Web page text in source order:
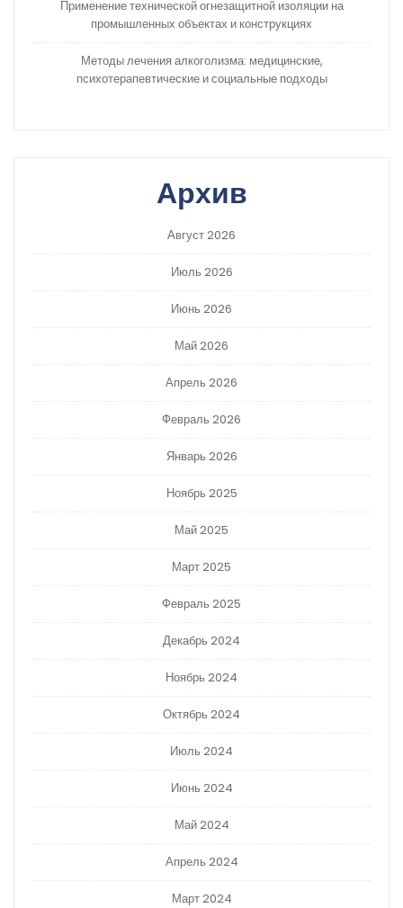
Применение технической огнезащитной изоляции на
промышленных объектах и конструкциях
Методы лечения алкоголизма: медицинские,
психотерапевтические и социальные подходы
Архив
Август 2026
Июль 2026
Июнь 2026
Май 2026
Апрель 2026
Февраль 2026
Январь 2026
Ноябрь 2025
Май 2025
Март 2025
Февраль 2025
Декабрь 2024
Ноябрь 2024
Октябрь 2024
Июль 2024
Июнь 2024
Май 2024
Апрель 2024
Март 2024